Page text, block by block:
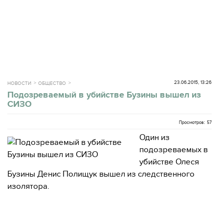
НОВОСТИ ОБЩЕСТВО 23.06.2015, 13:26
Подозреваемый в убийстве Бузины вышел из
СИЗО
Просмотров: 57
Один из
подозреваемых в
убийстве Олеся
Бузины Денис Полищук вышел из следственного
изолятора.